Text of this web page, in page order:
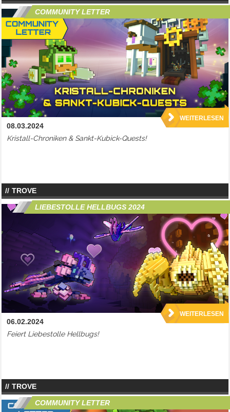
COMMUNITY LETTER
08.03.2024
Kristall-Chroniken & Sankt-Kubick-Quests!
WEITERLESEN
TROVE
LIEBESTOLLE HELLBUGS 2024
06.02.2024
Feiert Liebestolle Hellbugs!
WEITERLESEN
TROVE
COMMUNITY LETTER